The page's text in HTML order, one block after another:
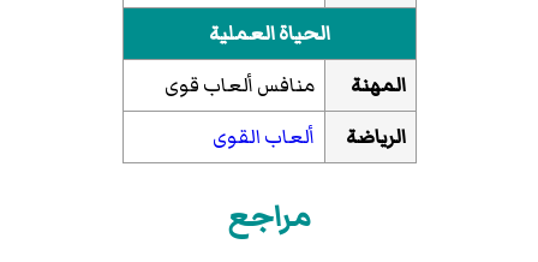
الحياة العملية
المهنة
منافس ألعاب قوى
الرياضة
ألعاب القوى
مراجع